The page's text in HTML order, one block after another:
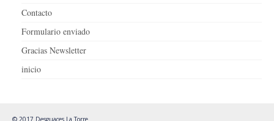
Contacto
Formulario enviado
Gracias Newsletter
inicio
© 2017 Desguaces La Torre